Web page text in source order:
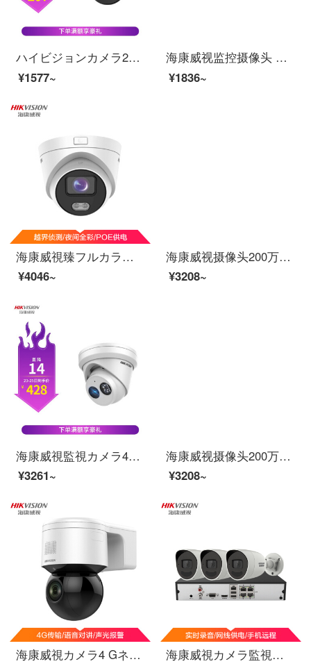
ハイビジョンカメラ200万監視1080 Pネットワークハイビジョン監視カメラPOE赤外線夜間テレビ30メートル半球カメラ2.8 MM焦点距離DS-PC-12-I
¥1577~
海康威视监控摄像头 室内网络高清监控器安防监控探头130万非poeDS-2CD1311D-I 4mm
¥1836~
海康威視臻フルカラーカメラ400万高清フルカラー夜視半球カメラPOE監視カメラ付きDS-2347 FWD-LS 4 mm
¥4046~
海康威视摄像头200万网络高清半球POE带音频插卡夜视红外监控设备套装监控器DS-2CD3325F-IS 4mm
¥3208~
海康威視監視カメラ400万光星級録音可能ネットケーブル供給室内半球赤外線夜間テレビモニターDS-2346 FWD-S 2.8 MM
¥3261~
海康威视摄像头200万网络高清半球POE带音频插卡夜视红外监控设备套装监控器DS-2CD3325F-IS 4mm
¥3208~
海康威視カメラ4 Gネットレス監視ボール機ハイビジョンネットワークボールは4 G長距離対談350度水平回転DS-2 DC 3 A 20 IW-D/GMTをサポートします。
海康威視カメラ監視セット3番テープ6 Tハードディスク400万HD夜間テレビリアルタイム録音POEケーブル給電携帯電話長室内屋外カメラセットK 24 H